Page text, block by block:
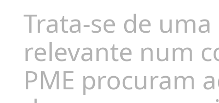
Trata-se de
relevante num
PME procuram